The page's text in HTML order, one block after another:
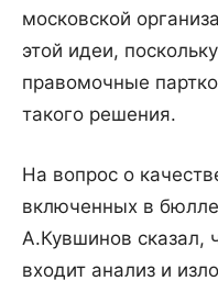
московской
этой идеи,
правомочные
такого решения.
На вопрос о
включенных в
А.Кувшинов сказал,
входит анализ и